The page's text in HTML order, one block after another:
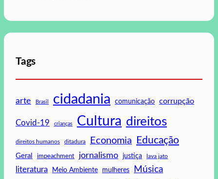
Tags
arte Brasil cidadania comunicação corrupção
Covid-19 crianças Cultura direitos
direitos humanos ditadura Economia Educação
Geral impeachment jornalismo justiça lava jato
literatura Meio Ambiente mulheres Música